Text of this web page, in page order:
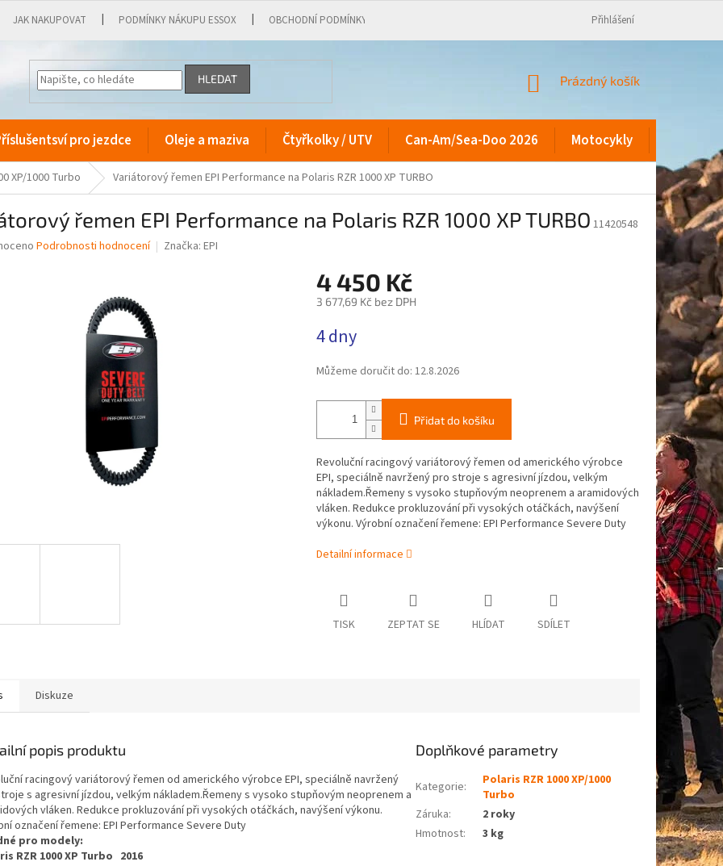
JAK NAKUPOVAT PODMÍNKY NÁKUPU ESSOX OBCHODNÍ PODMÍNKY Přihlášení
HLEDAT
NÁKUPNÍ
Prázdný košík
pro jezdce Oleje a maziva Čtyřkolky / UTV Can-Am/Sea-Doo 2026 Motocykly
XP/1000 Turbo Variátorový řemen EPI Performance na Polaris RZR 1000 XP TURBO
řemen EPI Performance na Polaris RZR 1000 XP TURBO 11420548
Podrobnosti hodnocení Značka: EPI
4 450 Kč
3 677,69 Kč bez DPH
cena:
4 dny
Můžeme doručit do: 12.8.2026
Přidat do košíku
Revoluční racingový variátorový řemen od amerického výrobce
EPI, speciálně navržený pro stroje s agresivní jízdou, velkým
nákladem.Řemeny s vysoko stupňovým neoprenem a aramidových
vláken. Redukce prokluzování při vysokých otáčkách, navýšení
výkonu. Výrobní označení řemene: EPI Performance Severe Duty
Detailní informace
TISK ZEPTAT SE HLÍDAT SDÍLET
Diskuze
popis produktu
racingový variátorový řemen od amerického výrobce EPI, speciálně navržený
s agresivní jízdou, velkým nákladem.Řemeny s vysoko stupňovým neoprenem a
vláken. Redukce prokluzování při vysokých otáčkách, navýšení výkonu.
označení řemene: EPI Performance Severe Duty
pro modely:
RZR 1000 XP Turbo 2016
Doplňkové parametry
Kategorie:
Polaris RZR 1000 XP/1000
Turbo
Záruka:
2 roky
Hmotnost: 3 kg